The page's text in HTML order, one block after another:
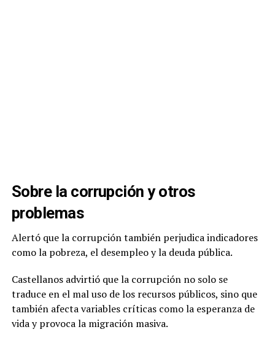
Sobre la corrupción y otros
problemas
Alertó que la corrupción también perjudica indicadores
como la pobreza, el desempleo y la deuda pública.
Castellanos advirtió que la corrupción no solo se
traduce en el mal uso de los recursos públicos, sino que
también afecta variables críticas como la esperanza de
vida y provoca la migración masiva.